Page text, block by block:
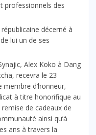
professionnels des
décerné à
lui un de ses
Alex Koko à Dang
recevra le 23
d’honneur,
à titre honorifique au
de cadeaux de
ainsi qu’à
ans à travers la